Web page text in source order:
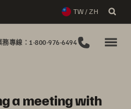
TW / ZH
務專線：1-800-976-6494
a meeting with